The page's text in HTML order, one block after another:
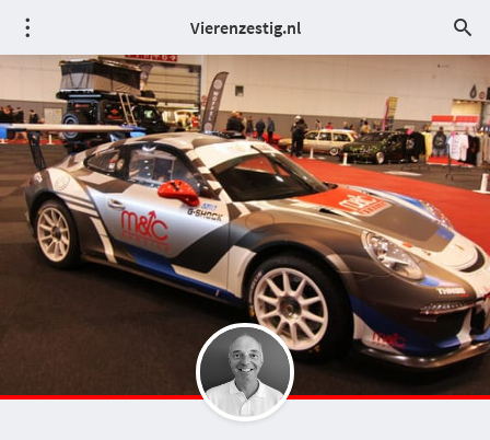
Vierenzestig.nl